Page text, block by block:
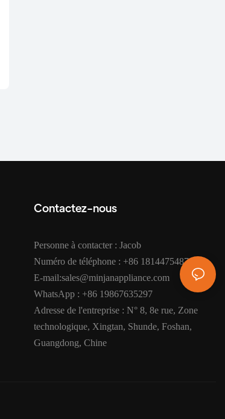
Contactez-nous
Personne à contacter : Jacob
Numéro de téléphone : +86 18144754872
E-mail:sales@minjanappliance.com
WhatsApp : +86 19867635297
Adresse de l'entreprise : N° 8, 8e rue, Zone
technologique, Xingtan, Shunde, Foshan,
Guangdong, Chine